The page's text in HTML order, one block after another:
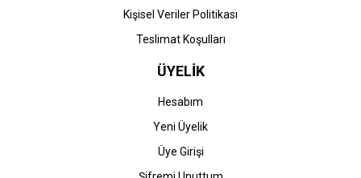
Kişisel Veriler Politikası
Teslimat Koşulları
ÜYELİK
Hesabım
Yeni Üyelik
Üye Girişi